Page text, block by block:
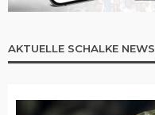
AKTUELLE SCHALKE NEWS